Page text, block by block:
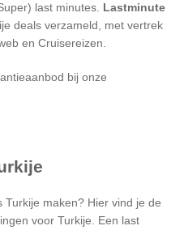
last minutes. Lastminute
deals verzameld, met vertrek
en Cruisereizen.
bij onze
Turkije maken? Hier vind je de
voor Turkije . Een last